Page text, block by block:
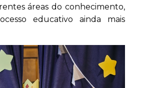
áreas do conhecimento,
educativo ainda mais